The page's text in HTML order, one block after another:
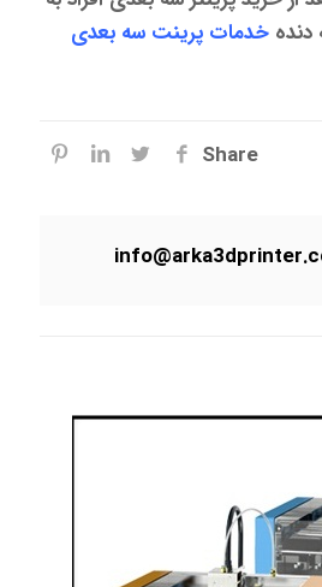
دنده خدمات پرینت سه بعدی
Share